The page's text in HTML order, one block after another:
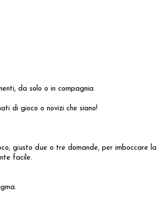
da solo o in compagnia.
di gioco o novizi che siano!
giusto due o tre domande, per imboccare la
facile.